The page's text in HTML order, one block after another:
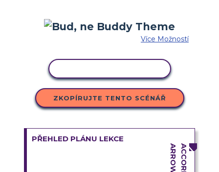
Více Možností
ZKOPÍRUJTE TENTO SCÉNÁŘ
PŘEHLED PLÁNU LEKCE